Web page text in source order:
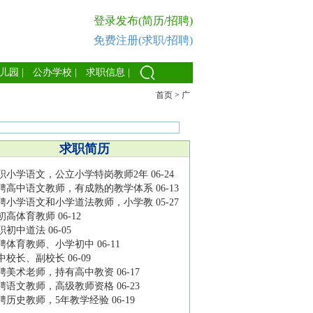
登录发布(简历/招聘)
免费注册(求职/招聘)
园 公办学校 求职信息
首页 > 广
求职简历
小学语文，公立小学特岗教师2年 06-24
高中语文教师，有成熟的教学体系 06-13
小学语文和小学道法教师，小学教 05-27
高体育教师 06-12
初中道法 06-05
体育教师、小学初中 06-11
校长、副校长 06-09
美术老师，持有高中教资 06-17
语文教师，高级教师资格 06-23
历史教师，5年教学经验 06-19